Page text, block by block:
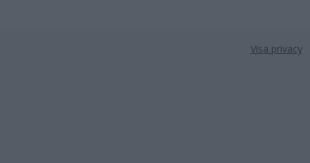
Visa privacy